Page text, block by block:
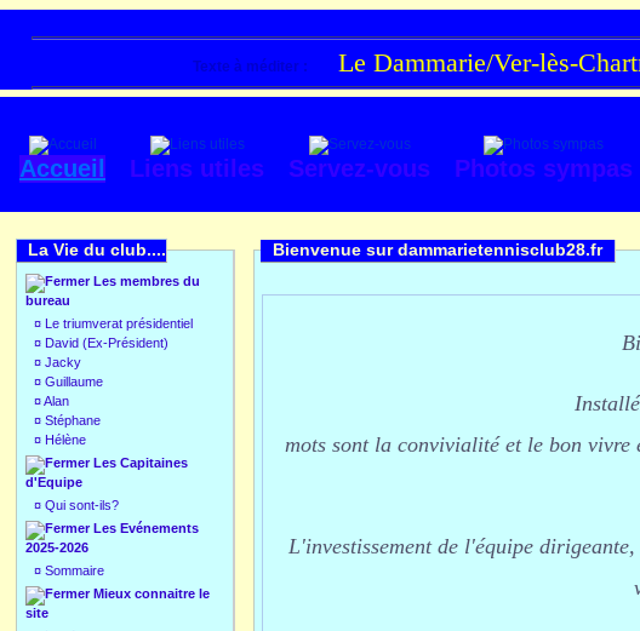
Texte à méditer : Le Dammarie/Ver-lès-
Accueil Liens utiles Servez-vous Photos sympas
La Vie du club....
Les membres du
bureau
¤ Le triumverat présidentiel
¤ David (Ex-Président)
¤ Jacky
¤ Guillaume
¤Alan
¤ Stéphane
¤ Hélène
Les Capitaines
d'Equipe
¤ Qui sont-ils?
Les Evénements
2025-2026
¤ Sommaire
Mieux connaitre le
site
Bienvenue sur dammarietennisclub28.fr
mots sont la convivialité et le bon vivre
L'investissement de l'équipe